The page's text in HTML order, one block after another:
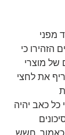
מפני
הזהירו כי
של מוצרי
את לחצי
כאב יהיה